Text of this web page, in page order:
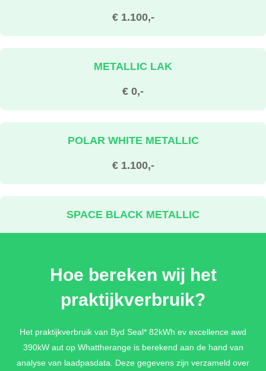
€ 1.100,-
€ 0,-
METALLIC LAK
€ 1.100,-
POLAR WHITE METALLIC
SPACE BLACK METALLIC
€ 1.100,-
ATLANTIS GREY METALLIC
ICE BLUE METALLIC
Hoe bereken wij het
praktijkverbruik?
Het praktijkverbruik van Byd Seal* 82kWh ev excellence awd
390kW aut op Whattherange is berekend aan de hand van
analyse van laadpasdata. Deze gegevens zijn verzameld over